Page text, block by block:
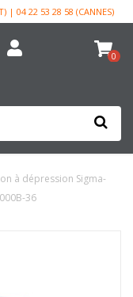
| 04 22 53 28 58 (CANNES)
0
à dépression Sigma-
36